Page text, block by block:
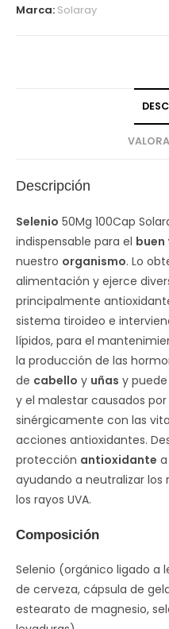
Marca: Solaray
Descripción
Selenio 50Mg 100Cap
indispensable para el
nuestro organismo. Lo
alimentación y ejerce
principalmente
sistema tiroideo e
lípidos, para el
la producción de las
de cabello y uñas y
y el malestar causados por
sinérgicamente con las
acciones antioxidantes.
protección antioxidante
ayudando a neutralizar los
los rayos UVA.
Composición
Selenio (orgánico ligado a
de cerveza, cápsula de
estearato de magnesio,